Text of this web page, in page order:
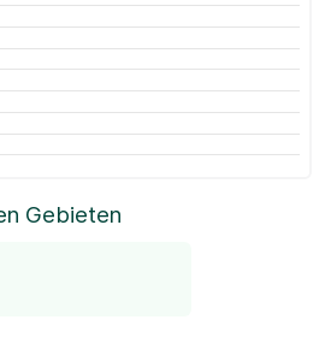
Gebieten